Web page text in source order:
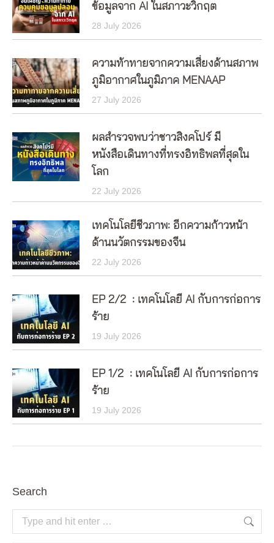
ข้อมูลจาก AI ในสภาวะวิกฤต
28 July 2026
ความท้าทายจากความเสี่ยงด้านสภาพ
ภูมิอากาศในภูมิภาค MENAAP
27 July 2026
ผลสำรวจพบว่าชาวสิงคโปร์ มี
หนังสือเดินทางที่ทรงอิทธิพลที่สุดใน
โลก
22 July 2026
เทคโนโลยีชีวภาพ: อีกความก้าวหน้า
ด้านนวัตกรรมของจีน
22 July 2026
EP 2/2 : เทคโนโลยี AI กับการก่อการ
ร้าย
19 July 2026
EP 1/2 : เทคโนโลยี AI กับการก่อการ
ร้าย
19 July 2026
Search
Search: